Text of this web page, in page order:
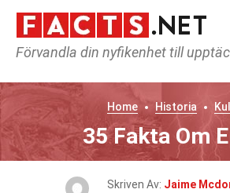
Förvandla din nyfikenhet till
Home Historia
35 Fakta Om
Skriven Av: Jaime